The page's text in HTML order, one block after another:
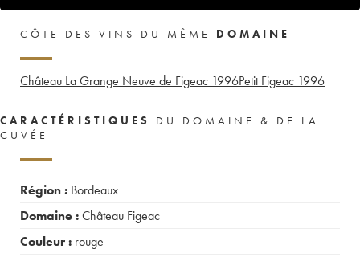
CÔTE DES VINS DU MÊME DOMAINE
Château La Grange Neuve de Figeac 1996Petit Figeac 1996
CARACTÉRISTIQUES
DU DOMAINE & DE LA
CUVÉE
Région : Bordeaux
Domaine :Château Figeac
Couleur : rouge